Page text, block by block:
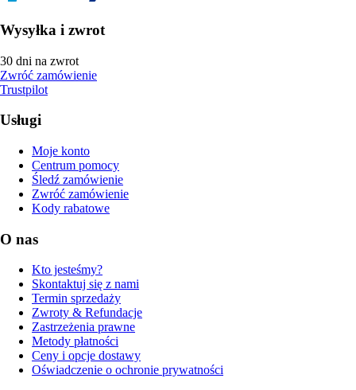
Wysyłka i zwrot
30 dni na zwrot
Zwróć zamówienie
Trustpilot
Usługi
Moje konto
Centrum pomocy
Śledź zamówienie
Zwróć zamówienie
Kody rabatowe
O nas
Kto jesteśmy?
Skontaktuj się z nami
Termin sprzedaży
Zwroty & Refundacje
Zastrzeżenia prawne
Metody płatności
Ceny i opcje dostawy
Oświadczenie o ochronie prywatności